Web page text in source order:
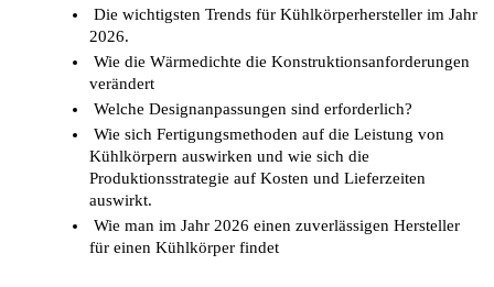
Die wichtigsten Trends für Kühlkörperhersteller im Jahr
2026.
Wie die Wärmedichte die Konstruktionsanforderungen
verändert
Welche Designanpassungen sind erforderlich?
Wie sich Fertigungsmethoden auf die Leistung von
Kühlkörpern auswirken und wie sich die
Produktionsstrategie auf Kosten und Lieferzeiten
auswirkt.
Wie man im Jahr 2026 einen zuverlässigen Hersteller
für einen Kühlkörper findet